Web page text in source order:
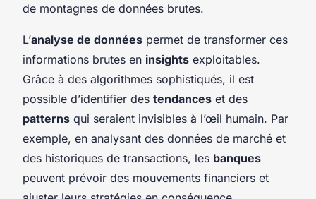
de montagnes de données brutes.
L’analyse de données permet de transformer ces
informations brutes en insights exploitables.
Grâce à des algorithmes sophistiqués, il est
possible d’identifier des tendances et des
patterns qui seraient invisibles à l’œil humain. Par
exemple, en analysant des données de marché et
des historiques de transactions, les banques
peuvent prévoir des mouvements financiers et